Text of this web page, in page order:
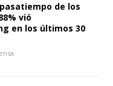
de los
vió
en los últimos 30